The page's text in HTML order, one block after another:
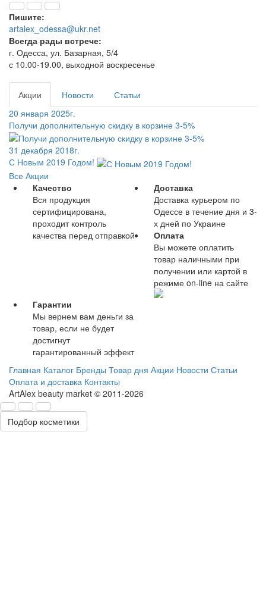
Пишите:
artalex_odessa@ukr.net
Всегда рады встрече:
г. Одесса, ул. Базарная, 5/4
с 10.00-19.00, выходной воскресенье
Акции Новости
Статьи
20 января 2025г.
Получи дополнительную скидку в корзине 3-5%
31 декабря 2018г.
С Новым 2019 Годом!
Все Акции
Качество
Вся продукция
сертифицирована,
проходит контроль
качества перед отправкой
Доставка
Доставка курьером по
Одессе в течение дня и 3-
х дней по Украине
Оплата
Вы можете оплатить
товар наличными при
получении или картой в
режиме on-line на сайте
Гарантии
Мы вернем вам деньги за
товар, если не будет
достигнут
гарантированный эффект
Главная Каталог Бренды Товар дня Акции Новости Статьи
Оплата и доставка Контакты
ArtAlex beauty market © 2011-2026
Подбор косметики